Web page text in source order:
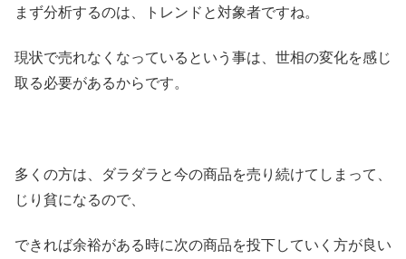
まず分析するのは、トレンドと対象者ですね。
現状で売れなくなっているという事は、世相の変化を感じ
取る必要があるからです。
多くの方は、ダラダラと今の商品を売り続けてしまって、
じり貧になるので、
できれば余裕がある時に次の商品を投下していく方が良い